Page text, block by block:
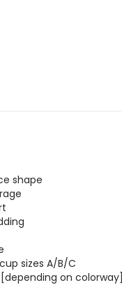
shape
sizes A/B/C
on colorway]